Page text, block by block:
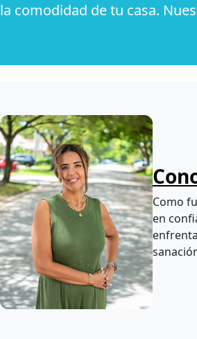
la comodidad de tu casa.
Como
en